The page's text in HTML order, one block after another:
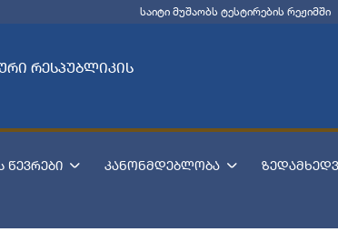
საიტი მუშაობს ტესტირების რეჟიმში
რესპუბლიკის
წევრები კანონმდებლობა